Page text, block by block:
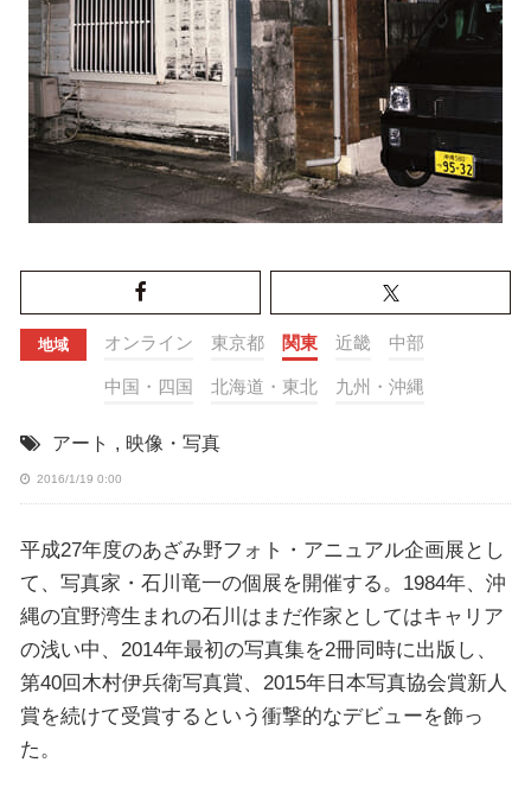
地域 オンライン 東京都 関東 近畿 中部
中国・四国 北海道・東北 九州・沖縄
アート , 映像・写真
2016/1/19 0:00
平成27年度のあざみ野フォト・アニュアル企画展とし
て、写真家・石川竜一の個展を開催する。1984年、沖
縄の宜野湾生まれの石川はまだ作家としてはキャリア
の浅い中、2014年最初の写真集を2冊同時に出版し、
第40回木村伊兵衛写真賞、2015年日本写真協会賞新人
賞を続けて受賞するという衝撃的なデビューを飾っ
た。